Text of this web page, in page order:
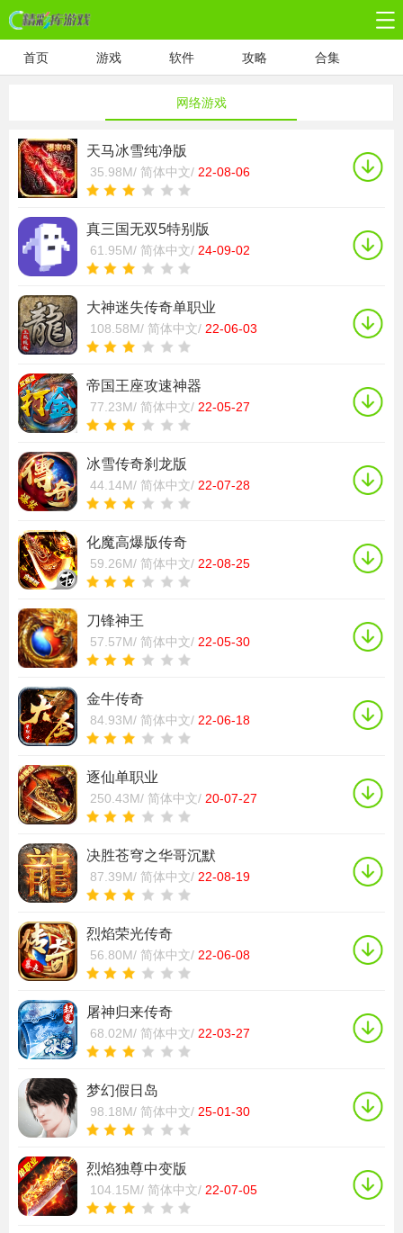
首页 游戏 软件 攻略 合集
网络游戏
天马冰雪纯净版
35.98M/ 简体中文/ 22-08-06
真三国无双5特别版
61.95M/ 简体中文/ 24-09-02
大神迷失传奇单职业
108.58M/ 简体中文/ 22-06-03
帝国王座攻速神器
77.23M/ 简体中文/ 22-05-27
冰雪传奇刹龙版
44.14M/ 简体中文/ 22-07-28
化魔高爆版传奇
59.26M/ 简体中文/ 22-08-25
刀锋神王
57.57M/ 简体中文/ 22-05-30
金牛传奇
84.93M/ 简体中文/ 22-06-18
逐仙单职业
250.43M/ 简体中文/ 20-07-27
决胜苍穹之华哥沉默
87.39M/ 简体中文/ 22-08-19
烈焰荣光传奇
56.80M/ 简体中文/ 22-06-08
屠神归来传奇
68.02M/ 简体中文/ 22-03-27
梦幻假日岛
98.18M/ 简体中文/ 25-01-30
烈焰独尊中变版
104.15M/ 简体中文/ 22-07-05